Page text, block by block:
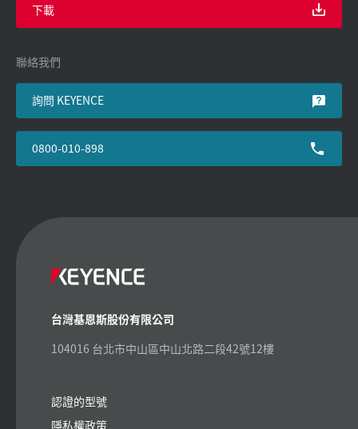
下載
聯絡我們
詢問 KEYENCE
0800-010-898
台灣基恩斯股份有限公司
104016 台北市中山區中山北路二段42號12樓
認證的型號
隱私權政策